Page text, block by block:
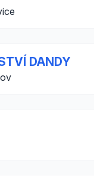
DANDY